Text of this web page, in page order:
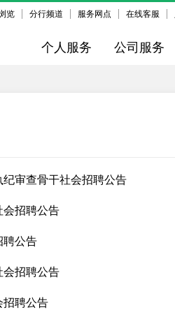
览 分行频道 服务网点 在线客服
个人服务 公司服务
审查骨干社会招聘公告
会招聘公告
聘公告
会招聘公告
招聘公告